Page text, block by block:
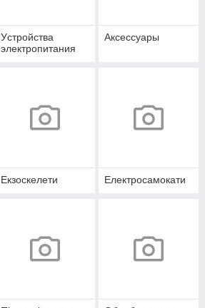
Уcтpoйcтвa
элeктpoпитaния
Аксессуары
Екзоскелети Електросамокати